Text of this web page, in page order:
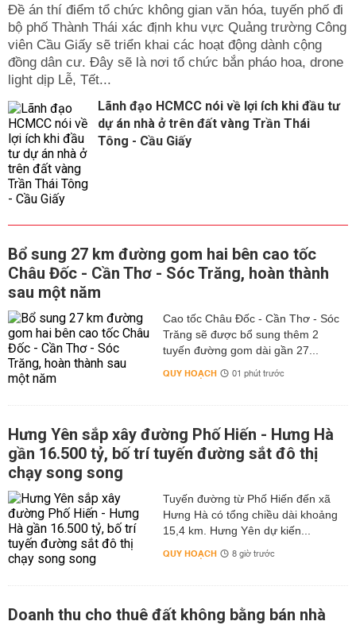
Đề án thí điểm tổ chức không gian văn hóa, tuyến phố đi
bộ phố Thành Thái xác định khu vực Quảng trường Công
viên Cầu Giấy sẽ triển khai các hoạt động dành cộng
đồng dân cư. Đây sẽ là nơi tổ chức bắn pháo hoa, drone
light dịp Lễ, Tết...
Lãnh đạo HCMCC nói về lợi ích khi đầu tư
dự án nhà ở trên đất vàng Trần Thái
Tông - Cầu Giấy
Bổ sung 27 km đường gom hai bên cao tốc
Châu Đốc - Cần Thơ - Sóc Trăng, hoàn thành
sau một năm
Cao tốc Châu Đốc - Cần Thơ - Sóc
Trăng sẽ được bổ sung thêm 2
tuyến đường gom dài gần 27...
QUY HOẠCH 01 phút trước
Hưng Yên sắp xây đường Phố Hiến - Hưng Hà
gần 16.500 tỷ, bố trí tuyến đường sắt đô thị
chạy song song
Tuyến đường từ Phố Hiến đến xã
Hưng Hà có tổng chiều dài khoảng
15,4 km. Hưng Yên dự kiến...
QUY HOẠCH 8 giờ trước
Doanh thu cho thuê đất không bằng bán nhà